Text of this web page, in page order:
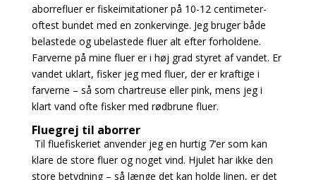
aborrefluer er fiskeimitationer på 10-12 centimeter-
oftest bundet med en zonkervinge. Jeg bruger både
belastede og ubelastede fluer alt efter forholdene.
Farverne på mine fluer er i høj grad styret af vandet. Er
vandet uklart, fisker jeg med fluer, der er kraftige i
farverne – så som chartreuse eller pink, mens jeg i
klart vand ofte fisker med rødbrune fluer.
Fluegrej til aborrer
Til fluefiskeriet anvender jeg en hurtig 7’er som kan
klare de store fluer og noget vind. Hjulet har ikke den
store betydning – så længe det kan holde linen, er det